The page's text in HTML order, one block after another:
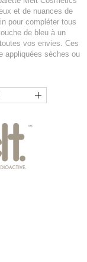
et de nuances de
pour compléter tous
de bleu à un
vos envies. Ces
appliquées sèches ou